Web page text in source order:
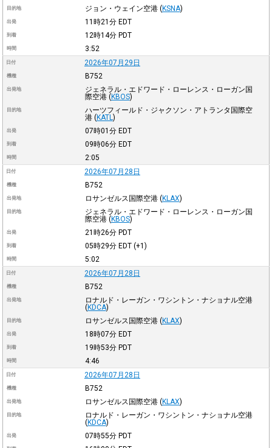
目的地 ジョン・ウェイン空港 (KSNA)
出発 11時21分 EDT
到着 12時14分 PDT
時間 3:52
日付 2026年07月29日
機種 B752
出発地
ジェネラル・エドワード・ローレンス・ローガン国
際空港 (KBOS)
目的地
ハーツフィールド・ジャクソン・アトランタ国際空
港 (KATL )
出発 07時01分 EDT
到着 09時06分 EDT
時間 2:05
日付 2026年07月28日
機種 B752
出発地 ロサンゼルス国際空港 (KLAX)
目的地
ジェネラル・エドワード・ローレンス・ローガン国
際空港 (KBOS)
出発 21時26分 PDT
到着 05時29分 EDT(+1)
時間 5:02
日付 2026年07月28日
機種 B752
出発地
ロナルド・レーガン・ワシントン・ナショナル空港
(KDCA)
目的地 ロサンゼルス国際空港 (KLAX)
出発 18時07分 EDT
到着 19時53分 PDT
時間 4:46
日付 2026年07月28日
機種 B752
出発地 ロサンゼルス国際空港 (KLAX)
目的地
ロナルド・レーガン・ワシントン・ナショナル空港
(KDCA)
出発 07時55分 PDT